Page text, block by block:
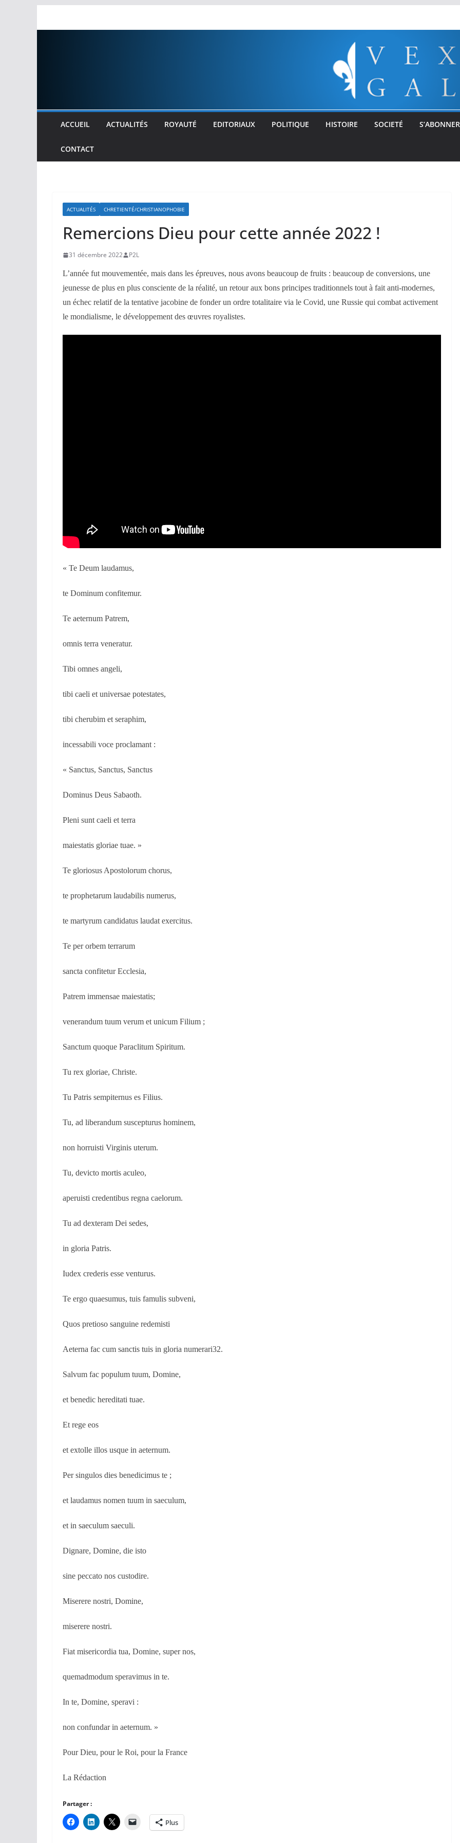
ACCUEIL ACTUALITÉS ROYAUTÉ EDITORIAUX POLITIQUE HISTOIRE SOCIETÉ
CONTACT
ACTUALITÉS CHRETIENTÉ/CHRISTIANOPHOBIE
Remercions Dieu pour cette année 2022 !
31 décembre 2022 P2L
L’année fut mouvementée, mais dans les épreuves, nous avons beaucoup de fruits : beaucoup de conversions, une
jeunesse de plus en plus consciente de la réalité, un retour aux bons principes traditionnels tout à fait anti-modernes,
un échec relatif de la tentative jacobine de fonder un ordre totalitaire via le Covid, une Russie qui combat activement
le mondialisme, le développement des œuvres royalistes.
« Te Deum laudamus,
te Dominum confitemur.
Te aeternum Patrem,
omnis terra veneratur.
Tibi omnes angeli,
tibi caeli et universae potestates,
tibi cherubim et seraphim,
incessabili voce proclamant :
« Sanctus, Sanctus, Sanctus
Dominus Deus Sabaoth.
Pleni sunt caeli et terra
maiestatis gloriae tuae. »
Te gloriosus Apostolorum chorus,
te prophetarum laudabilis numerus,
te martyrum candidatus laudat exercitus.
Te per orbem terrarum
sancta confitetur Ecclesia,
Patrem immensae maiestatis;
venerandum tuum verum et unicum Filium ;
Sanctum quoque Paraclitum Spiritum.
Tu rex gloriae, Christe.
Tu Patris sempiternus es Filius.
Tu, ad liberandum suscepturus hominem,
non horruisti Virginis uterum.
Tu, devicto mortis aculeo,
aperuisti credentibus regna caelorum.
Tu ad dexteram Dei sedes,
in gloria Patris.
Iudex crederis esse venturus.
Te ergo quaesumus, tuis famulis subveni,
Quos pretioso sanguine redemisti
Aeterna fac cum sanctis tuis in gloria numerari32.
Salvum fac populum tuum, Domine,
et benedic hereditati tuae.
Et rege eos
et extolle illos usque in aeternum.
Per singulos dies benedicimus te ;
et laudamus nomen tuum in saeculum,
et in saeculum saeculi.
Dignare, Domine, die isto
sine peccato nos custodire.
Miserere nostri, Domine,
miserere nostri.
Fiat misericordia tua, Domine, super nos,
quemadmodum speravimus in te.
In te, Domine, speravi :
non confundar in aeternum. »
Pour Dieu, pour le Roi, pour la France
La Rédaction
Partager :
Plus